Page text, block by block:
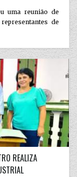
uma reunião de
de
REALIZA